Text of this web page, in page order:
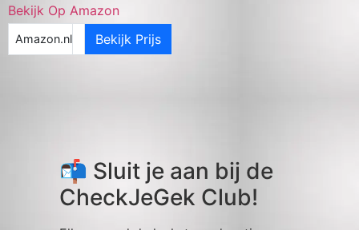
Bekijk Op Amazon
Amazon.nl Bekijk Prijs
📬 Sluit je aan bij de
CheckJeGek Club!